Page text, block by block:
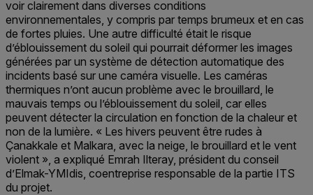
voir clairement dans diverses conditions
environnementales, y compris par temps brumeux et en cas
de fortes pluies. Une autre difficulté était le risque
d’éblouissement du soleil qui pourrait déformer les images
générées par un système de détection automatique des
incidents basé sur une caméra visuelle. Les caméras
thermiques n’ont aucun problème avec le brouillard, le
mauvais temps ou l’éblouissement du soleil, car elles
peuvent détecter la circulation en fonction de la chaleur et
non de la lumière. « Les hivers peuvent être rudes à
Çanakkale et Malkara, avec la neige, le brouillard et le vent
violent », a expliqué Emrah Ilteray, président du conseil
d’Elmak-YMIdis, coentreprise responsable de la partie ITS
du projet.